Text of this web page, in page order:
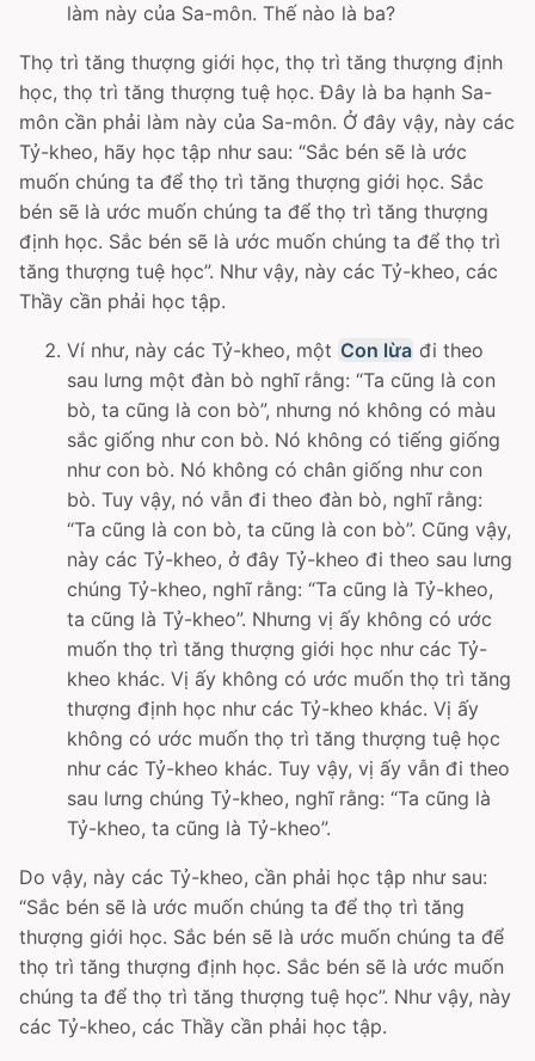
làm này của Sa-môn. Thế nào là ba?
Thọ trì tăng thượng giới học, thọ trì tăng thượng định
học, thọ trì tăng thượng tuệ học. Ðây là ba hạnh Sa-
môn cần phải làm này của Sa-môn. Ở đây vậy, này các
Tỷ-kheo, hãy học tập như sau: “Sắc bén sẽ là ước
muốn chúng ta để thọ trì tăng thượng giới học. Sắc
bén sẽ là ước muốn chúng ta để thọ trì tăng thượng
định học. Sắc bén sẽ là ước muốn chúng ta để thọ trì
tăng thượng tuệ học”. Như vậy, này các Tỷ-kheo, các
Thầy cần phải học tập.
Ví như, này các Tỷ-kheo, một Con lừa đi theo
sau lưng một đàn bò nghĩ rằng: “Ta cũng là con
bò, ta cũng là con bò”, nhưng nó không có màu
sắc giống như con bò. Nó không có tiếng giống
như con bò. Nó không có chân giống như con
bò. Tuy vậy, nó vẫn đi theo đàn bò, nghĩ rằng:
“Ta cũng là con bò, ta cũng là con bò”. Cũng vậy,
này các Tỷ-kheo, ở đây Tỷ-kheo đi theo sau lưng
chúng Tỷ-kheo, nghĩ rằng: “Ta cũng là Tỷ-kheo,
ta cũng là Tỷ-kheo”. Nhưng vị ấy không có ước
muốn thọ trì tăng thượng giới học như các Tỷ-
kheo khác. Vị ấy không có ước muốn thọ trì tăng
thượng định học như các Tỷ-kheo khác. Vị ấy
không có ước muốn thọ trì tăng thượng tuệ học
như các Tỷ-kheo khác. Tuy vậy, vị ấy vẫn đi theo
sau lưng chúng Tỷ-kheo, nghĩ rằng: “Ta cũng là
Tỷ-kheo, ta cũng là Tỷ-kheo”.
Do vậy, này các Tỷ-kheo, cần phải học tập như sau:
“Sắc bén sẽ là ước muốn chúng ta để thọ trì tăng
thượng giới học. Sắc bén sẽ là ước muốn chúng ta để
thọ trì tăng thượng định học. Sắc bén sẽ là ước muốn
chúng ta để thọ trì tăng thượng tuệ học”. Như vậy, này
các Tỷ-kheo, các Thầy cần phải học tập.